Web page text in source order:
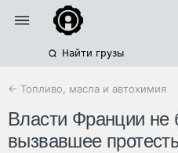
Найти грузы
← Топливо, масла и автохимия
Власти Франции не
вызвавшее